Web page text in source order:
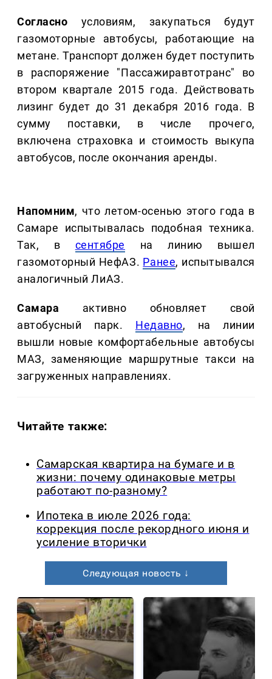
Согласно условиям, закупаться будут
газомоторные автобусы, работающие на
метане. Транспорт должен будет поступить
в распоряжение "Пассажиравтотранс" во
втором квартале 2015 года. Действовать
лизинг будет до 31 декабря 2016 года. В
сумму поставки, в числе прочего,
включена страховка и стоимость выкупа
автобусов, после окончания аренды.
Напомним, что летом-осенью этого года в
Самаре испытывалась подобная техника.
Так, в сентябре на линию вышел
газомоторный НефАЗ. Ранее, испытывался
аналогичный ЛиАЗ.
Самара активно обновляет свой
автобусный парк. Недавно, на линии
вышли новые комфортабельные автобусы
МАЗ, заменяющие маршрутные такси на
загруженных направлениях.
Читайте также:
Самарская квартира на бумаге и в
жизни: почему одинаковые метры
работают по-разному?
Ипотека в июле 2026 года:
коррекция после рекордного июня и
усиление вторички
Следующая новость ↓